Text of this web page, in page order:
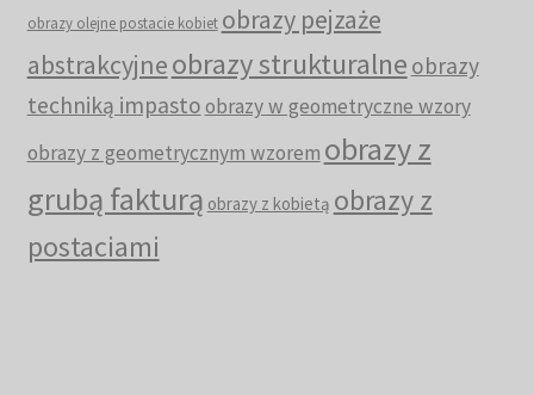
obrazy olejne postacie kobiet obrazy pejzaże
abstrakcyjneobrazy strukturalne obrazy
techniką impastoobrazy w geometryczne wzory
obrazy z geometrycznym wzorem obrazy z
grubą fakturą obrazy z kobietą obrazy z
postaciami